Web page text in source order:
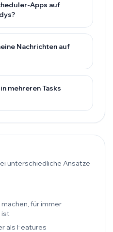
Apps auf
Nachrichten auf
mehreren Tasks
unterschiedliche Ansätze
machen, für immer
ist
als Features